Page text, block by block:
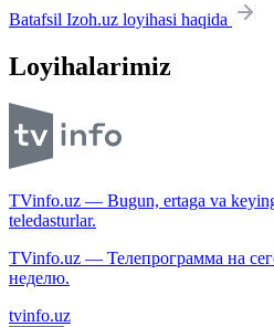
Batafsil Izoh.uz loyihasi haqida
Loyihalarimiz
TVinfo.uz — Bugun, ertaga va
teledasturlar.
TVinfo.uz — Телепрограмма на
неделю.
tvinfo.uz